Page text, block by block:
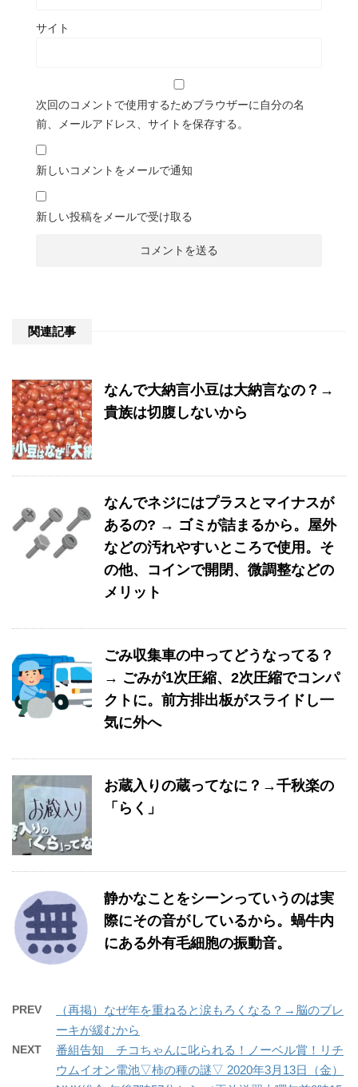
サイト
次回のコメントで使用するためブラウザーに自分の名
前、メールアドレス、サイトを保存する。
新しいコメントをメールで通知
新しい投稿をメールで受け取る
関連記事
なんで大納言小豆は大納言なの？→
貴族は切腹しないから
なんでネジにはプラスとマイナスが
あるの? → ゴミが詰まるから。屋外
などの汚れやすいところで使用。そ
の他、コインで開閉、微調整などの
メリット
ごみ収集車の中ってどうなってる？
→ ごみが1次圧縮、2次圧縮でコンパ
クトに。前方排出板がスライドし一
気に外へ
お蔵入りの蔵ってなに？→千秋楽の
「らく」
静かなことをシーンっていうのは実
際にその音がしているから。蝸牛内
にある外有毛細胞の振動音。
PREV
（再掲）なぜ年を重ねると涙もろくなる？→脳のブレ
ーキが緩むから
NEXT
番組告知 チコちゃんに叱られる！ノーベル賞！リチ
ウムイオン電池▽柿の種の謎▽ 2020年3月13日（金）